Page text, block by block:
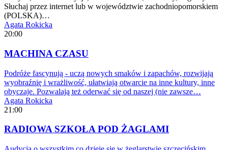
Słuchaj przez internet lub w województwie zachodniopomorskiem
(POLSKA)…
Agata Rokicka
20:00
MACHINA CZASU
Podróże fascynują - uczą nowych smaków i zapachów, rozwijają
wyobraźnię i wrażliwość, ułatwiają otwarcie na inne kultury, inne
obyczaje. Pozwalają też oderwać się od naszej (nie zawsze…
Agata Rokicka
21:00
RADIOWA SZKOŁA POD ŻAGLAMI